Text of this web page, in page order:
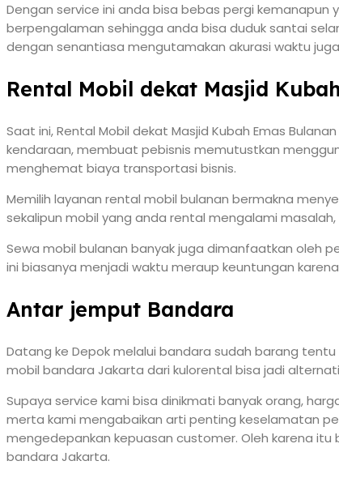
Dengan service ini anda bisa bebas pergi
berpengalaman sehingga anda bisa duduk santai
dengan senantiasa mengutamakan akurasi waktu
Rental Mobil dekat Masjid
Saat ini, Rental Mobil dekat Masjid Kubah Emas
kendaraan, membuat pebisnis memutustkan
menghemat biaya transportasi bisnis.
Memilih layanan rental mobil bulanan bermakna
sekalipun mobil yang anda rental mengalami
Sewa mobil bulanan banyak juga dimanfaatkan oleh
ini biasanya menjadi waktu meraup keuntungan
Antar jemput Bandara
Datang ke Depok melalui bandara sudah barang
mobil bandara Jakarta dari kulorental bisa jadi
Supaya service kami bisa dinikmati banyak orang,
merta kami mengabaikan arti penting keselamatan
mengedepankan kepuasan customer. Oleh karena
bandara Jakarta.